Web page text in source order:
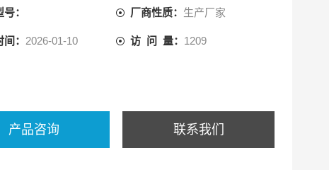
： 厂商性质： 生产厂家
： 2026-01-10 访 问 量： 1209
产品咨询 联系我们